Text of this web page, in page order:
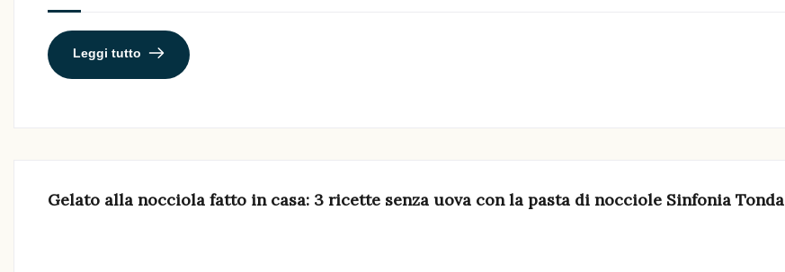
Leggi tutto
Gelato alla nocciola fatto in casa: 3 ricette senza uova con la pasta di nocciole Sinfonia Tonda